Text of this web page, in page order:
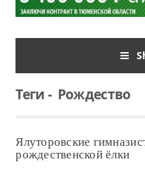
Теги-Рождество
Ялуторовские
рождественской ёлки